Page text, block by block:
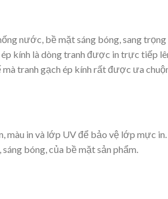
nước, bề mặt sáng bóng, sang
kính là dòng tranh được in trực
tranh gạch ép kính rất được ưa
in và lớp UV để bảo vệ lớp mực in.
bóng, của bề mặt sản phẩm.